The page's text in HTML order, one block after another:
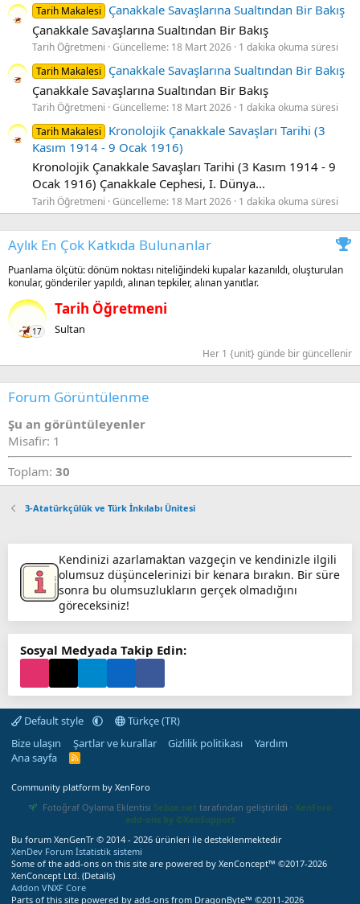
Tarih Makalesi
Çanakkale Savaşlarına Sualtından Bir Bakış
Çanakkale Savaşlarına Sualtından Bir Bakış
Tarih Öğretmeni Güncelleme: 18 Mart 2026 1 dakika okuma süresi
Tarih Makalesi
Çanakkale Savaşlarına Sualtından Bir Bakış
Çanakkale Savaşlarına Sualtından Bir Bakış
Tarih Öğretmeni Güncelleme: 18 Mart 2026 1 dakika okuma süresi
Tarih Makalesi
Kronolojik Çanakkale Savaşları Tarihi (3
Kasım 1914 - 9 Ocak 1916)
Kronolojik Çanakkale Savaşları Tarihi (3 Kasım 1914 - 9
Ocak 1916) Çanakkale Cephesi, I. Dünya...
Tarih Öğretmeni Güncelleme: 18 Mart 2026 1 dakika okuma süresi
Aylık En Çok Katkıda Bulunanlar
Puanlama ölçütü: dönüm noktası niteliğindeki kupalar kazanıldı, oluşturulan
konular, gönderiler yapıldı, alınan tepkiler, alınan yanıtlar.
17
Tarih Öğretmeni
Sultan
Her 1 {unit} günde bir güncellenir
Forum Görüntülenme
Şu an görüntüleyenler
Misafir: 1
Toplam: 30
3-Atatürkçülük ve Türk İnkılabı Ünitesi
Kendinizi azarlamaktan vazgeçin ve kendinizle ilgili
olumsuz düşüncelerinizi bir kenara bırakın. Bir süre
sonra bu olumsuzlukların gerçek olmadığını
göreceksiniz!
Sosyal Medyada Takip Edin:
Default style
Türkçe (TR)
Bize ulaşın
Şartlar ve kurallar Gizlilik politikası
Yardım
Ana sayfa
R
Community platform by XenForo
Fotoğraf Oylama Eklentisi Sebze.net tarafından geliştirildi · XenForo
add-ons by ©XenSupport
Bu forum XenGenTr © 2014 - 2026 ürünleri ile desteklenmektedir
XenDev Forum İstatistik sistemi
Some of the add-ons on this site are powered by XenConcept™ ©2017-2026
XenConcept Ltd. (Details)
Addon VNXF Core
Parts of this site powered by add-ons from DragonByte™ ©2011-2026